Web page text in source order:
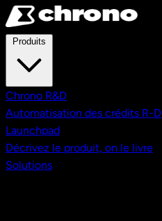
Aller au contenu principal
Chrono R&D
Automatisation des crédits R-D
Launchpad
Décrivez le produit, on le livre
Solutions